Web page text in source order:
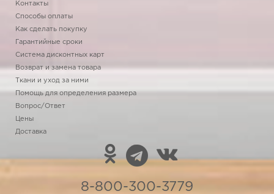
Контакты
Способы оплаты
Как сделать покупку
Гарантийные сроки
Система дисконтных карт
Возврат и замена товара
Ткани и уход за ними
Помощь для определения размера
Вопрос/Ответ
Цены
Доставка
8-800-300-3779